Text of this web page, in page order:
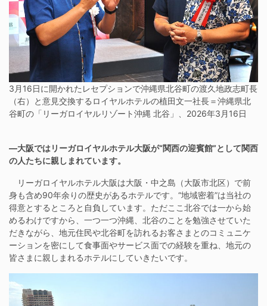
3月16日に開かれたレセプションで沖縄県北谷町の渡久地政志町長
（右）と意見交換するロイヤルホテルの植田文一社長＝沖縄県北
谷町の「リーガロイヤルリゾート沖縄 北谷」、2026年3月16日
―大阪ではリーガロイヤルホテル大阪が“関西の迎賓館”として関西
の人たちに親しまれています。
リーガロイヤルホテル大阪は大阪・中之島（大阪市北区）で前
身も含め90年余りの歴史があるホテルです。“地域密着”は当社の
得意とするところと自負しています。ただここ北谷では一から始
めるわけですから、一つ一つ沖縄、北谷のことを勉強させていた
だきながら、地元住民や北谷町を訪れるお客さまとのコミュニケ
ーションを密にして食事面やサービス面での経験を重ね、地元の
皆さまに親しまれるホテルにしていきたいです。